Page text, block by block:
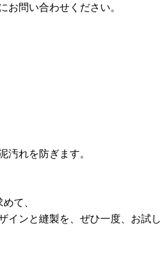
問い合わせください。
れを防ぎます。
て、
ンと縫製を、ぜひ一度、お試し